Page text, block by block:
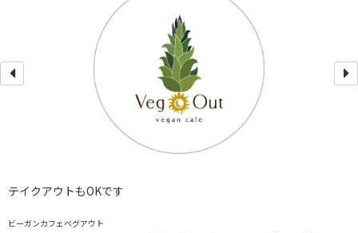
ビーガンカフェベグアウト
テイクアウトもOKです